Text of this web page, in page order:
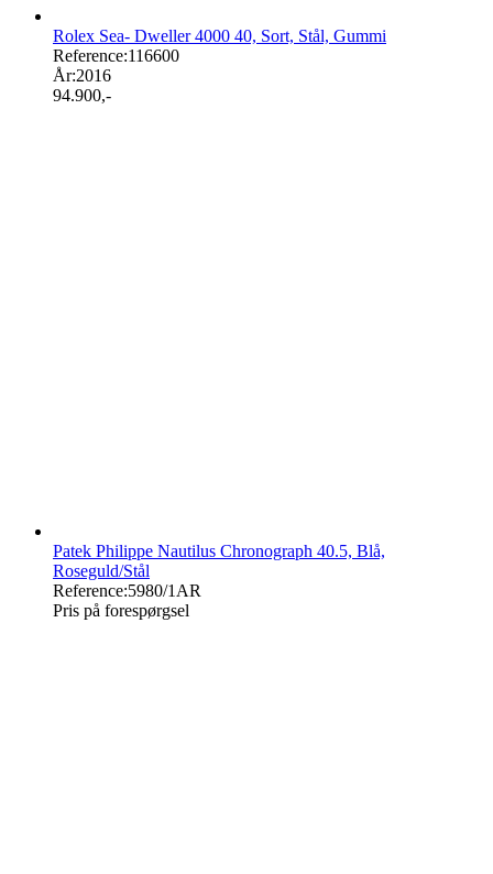
Rolex Sea- Dweller 4000 40, Sort, Stål, Gummi
Reference:116600
År:2016
94.900,-
Patek Philippe Nautilus Chronograph 40.5, Blå,
Roseguld/Stål
Reference:5980/1AR
Pris på forespørgsel